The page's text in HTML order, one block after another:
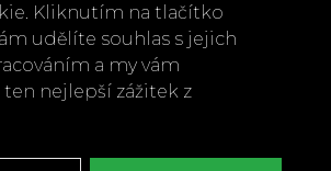
Zavolejte nám
737 886 915
Napište nám
Kliknutím na tlačítko
udělíte souhlas s jejich
a my vám
nejlepší zážitek z